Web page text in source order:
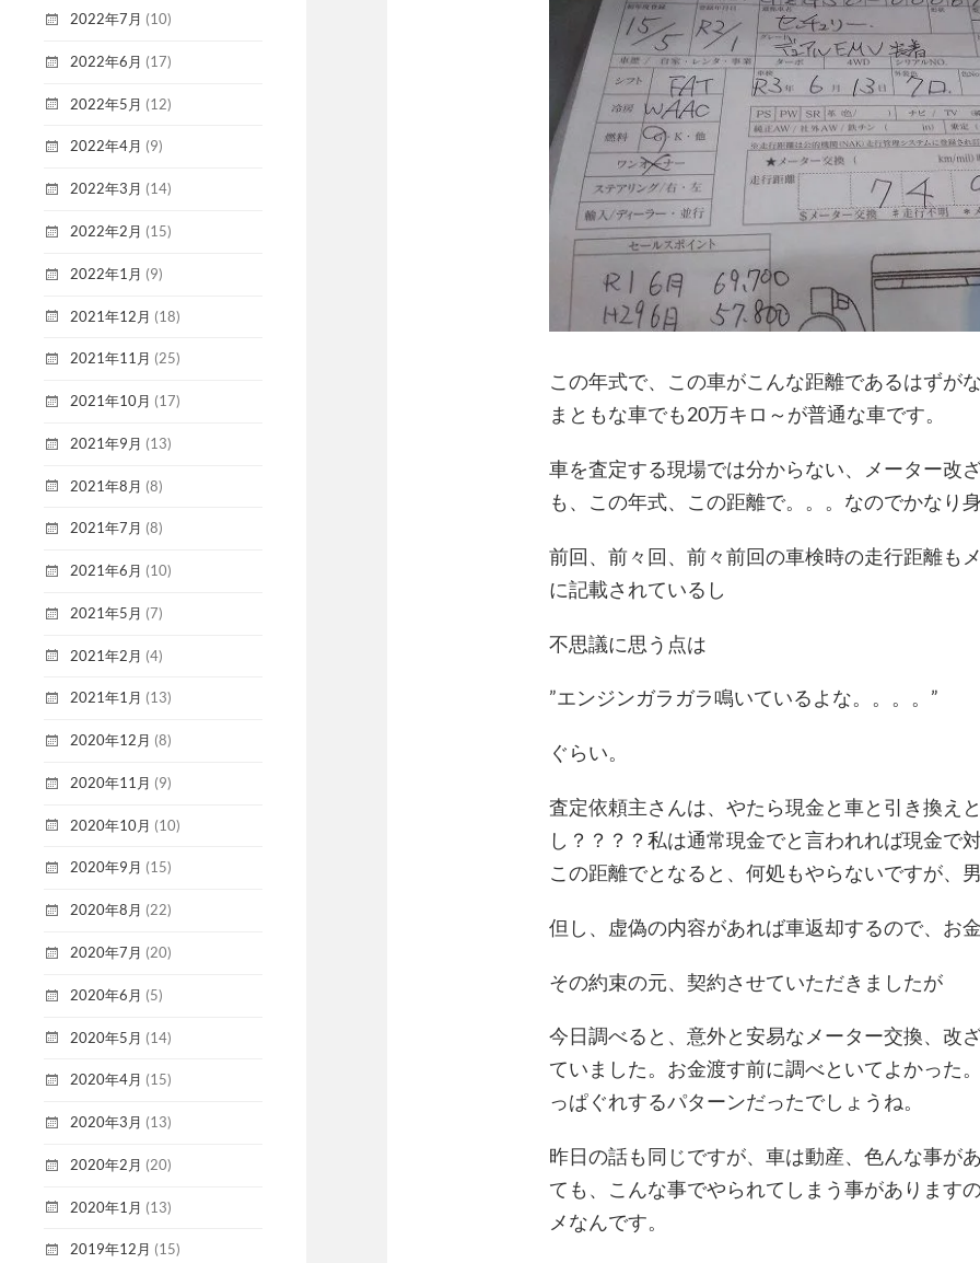
2022年7月 (10)
2022年6月 (17)
2022年5月 (12)
2022年4月 (9)
2022年3月 (14)
2022年2月 (15)
2022年1月 (9)
2021年12月 (18)
2021年11月 (25)
2021年10月 (17)
2021年9月 (13)
2021年8月 (8)
2021年7月 (8)
2021年6月 (10)
2021年5月 (7)
2021年2月 (4)
2021年1月 (13)
2020年12月 (8)
2020年11月 (9)
2020年10月 (10)
2020年9月 (15)
2020年8月 (22)
2020年7月 (20)
2020年6月 (5)
2020年5月 (14)
2020年4月 (15)
2020年3月 (13)
2020年2月 (20)
2020年1月 (13)
2019年12月 (15)
この年式で、この車がこんな距離であるはずが
まともな車でも20万キロ～が普通な車です。
車を査定する現場では分からない、メーター改
も、この年式、この距離で。。。なのでかなり
前回、前々回、前々前回の車検時の走行距離も
に記載されているし
不思議に思う点は
”エンジンガラガラ鳴いているよな。。。。”
ぐらい。
査定依頼主さんは、やたら現金と車と引き換え
し？？？？私は通常現金でと言われれば現金で
この距離でとなると、何処もやらないですが、
但し、虚偽の内容があれば車返却するので、お
その約束の元、契約させていただきましたが
今日調べると、意外と安易なメーター交換、改
ていました。お金渡す前に調べといてよかった
っぱぐれするパターンだったでしょうね。
昨日の話も同じですが、車は動産、色んな事が
ても、こんな事でやられてしまう事があります
メなんです。